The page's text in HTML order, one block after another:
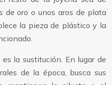
de oro o unos aros de plata
la pieza de plástico y la
la sustitución. En lugar de
de la época, busca sus